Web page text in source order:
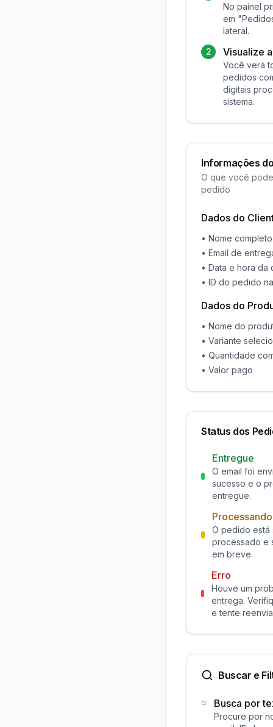
No painel
em
lateral.
2
Visualize
Você verá
pedidos
digitais
sistema.
Informações
O que você
pedido
Dados do
• Nome
• Email de
• Data e hora da
• ID do pedido
Dados do
• Nome do
• Variante
• Quantidade
• Valor pago
Status dos
Entregue
O email foi
sucesso e o
entregue.
Processando
O pedido está
processado e
em breve.
Erro
Houve um
entrega.
e tente
Buscar e
Busca por
Procure por